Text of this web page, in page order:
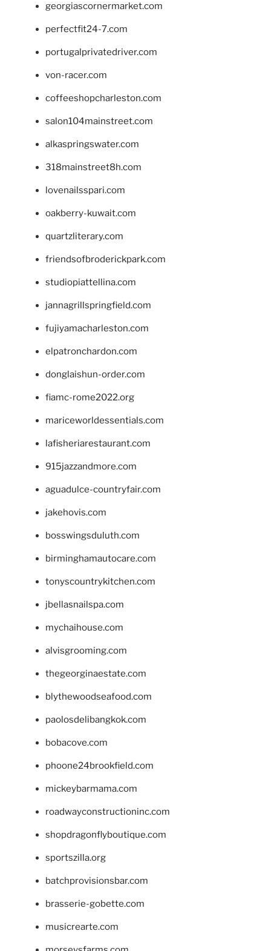
georgiascornermarket.com
perfectfit24-7.com
portugalprivatedriver.com
von-racer.com
coffeeshopcharleston.com
salon104mainstreet.com
alkaspringswater.com
318mainstreet8h.com
lovenailsspari.com
oakberry-kuwait.com
quartzliterary.com
friendsofbroderickpark.com
studiopiattellina.com
jannagrillspringfield.com
fujiyamacharleston.com
elpatronchardon.com
donglaishun-order.com
fiamc-rome2022.org
mariceworldessentials.com
lafisheriarestaurant.com
915jazzandmore.com
aguadulce-countryfair.com
jakehovis.com
bosswingsduluth.com
birminghamautocare.com
tonyscountrykitchen.com
jbellasnailspa.com
mychaihouse.com
alvisgrooming.com
thegeorginaestate.com
blythewoodseafood.com
paolosdelibangkok.com
bobacove.com
phoone24brookfield.com
mickeybarmama.com
roadwayconstructioninc.com
shopdragonflyboutique.com
sportszilla.org
batchprovisionsbar.com
brasserie-gobette.com
musicrearte.com